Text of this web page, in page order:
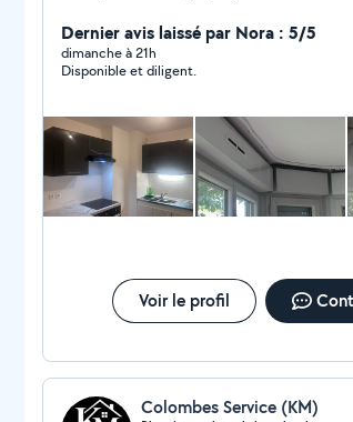
intérieure, pose de revêtements de
ainsi que le nettoyage et l'entretien
intérieurs et extérieurs. Travail soigné,
Dernier avis laissé par Nora : 5/5
dimanche à 21h
Disponible et diligent.
Voir le profil
Colombes Service (KM)